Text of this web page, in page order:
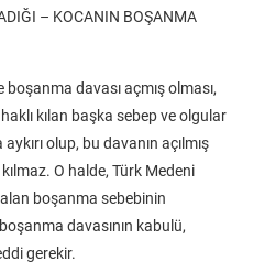
– KOCANIN BOŞANMA
davası açmış olması,
kılan başka sebep ve olgular
olup, bu davanın açılmış
O halde, Türk Medeni
boşanma sebebinin
davasının kabulü,
gerekir.